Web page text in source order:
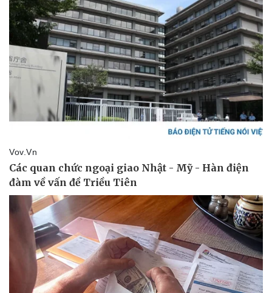
Tin nóng
Tư vấn luật
Việt Nam
Phân tích